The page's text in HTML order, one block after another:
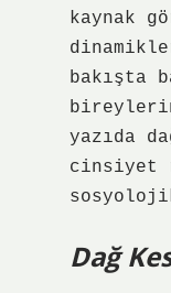
kaynak
bakışta
yazıda
cinsiyet
Dağ